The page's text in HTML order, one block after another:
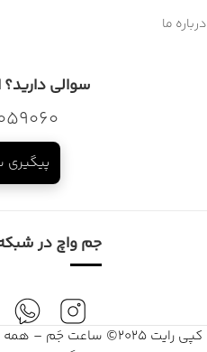
درباره ما
سوالی دارید؟
جم واچ در
کپی رایت 2025© ساعت